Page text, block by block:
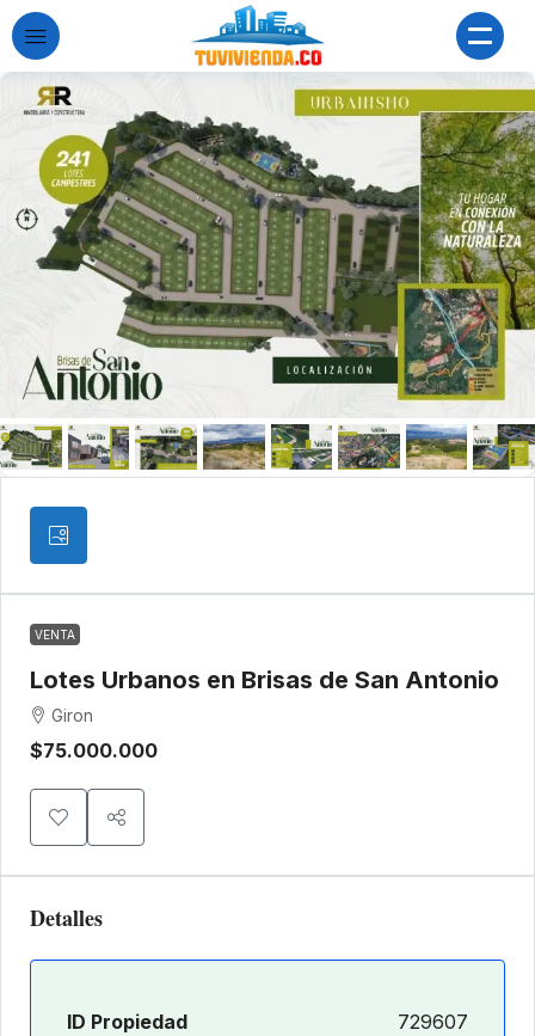
VENTA
Lotes Urbanos en Brisas de San Antonio
Giron
$75.000.000
Detalles
ID Propiedad 729607